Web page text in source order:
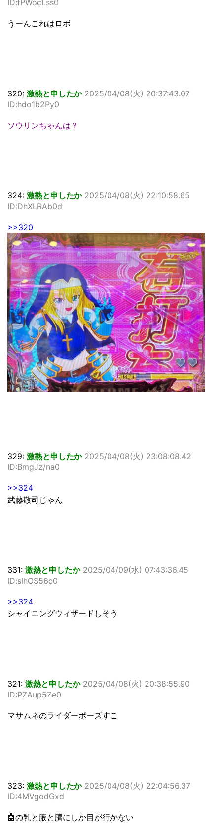
ID:fPWocLss0
うーんこれはロボ
320: 激熱と申したか 2025/04/08(火) 20:37:43.07
ID:hdo1b2Py0
ソウリンちゃんは？
324: 激熱と申したか 2025/04/08(火) 22:10:58.65
ID:DhXLRAb0d
>>320
329: 激熱と申したか 2025/04/08(火) 23:08:08.42
ID:BmgJz/na0
>>324
武藤敬司じゃん
331: 激熱と申したか 2025/04/09(水) 07:43:36.45
ID:sIhOS56c0
>>324
シャイニングウィザードしそう
321: 激熱と申したか 2025/04/08(火) 20:38:55.90
ID:PZAup5Ze0
マサムネのライダーポーズすこ
323: 激熱と申したか 2025/04/08(火) 22:04:56.37
ID:4MVgodGxd
🤖の乳と腋と臍にしか目が行かない